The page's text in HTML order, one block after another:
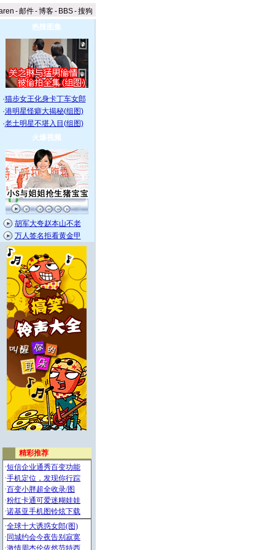
-邮件-博客- BBS-搜狗
热辣图集
·猫步女王化身卡丁车女郎
·港明星怪癖大揭秘(组图)
·老土明星不堪入目(组图)
火爆视频
胡军大夸赵本山不老
万人签名拒看黄金甲